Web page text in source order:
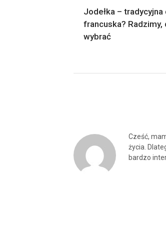
Jodełka – tradycyjna
francuska? Radzimy,
wybrać
Cześć,
życia.
bardzo